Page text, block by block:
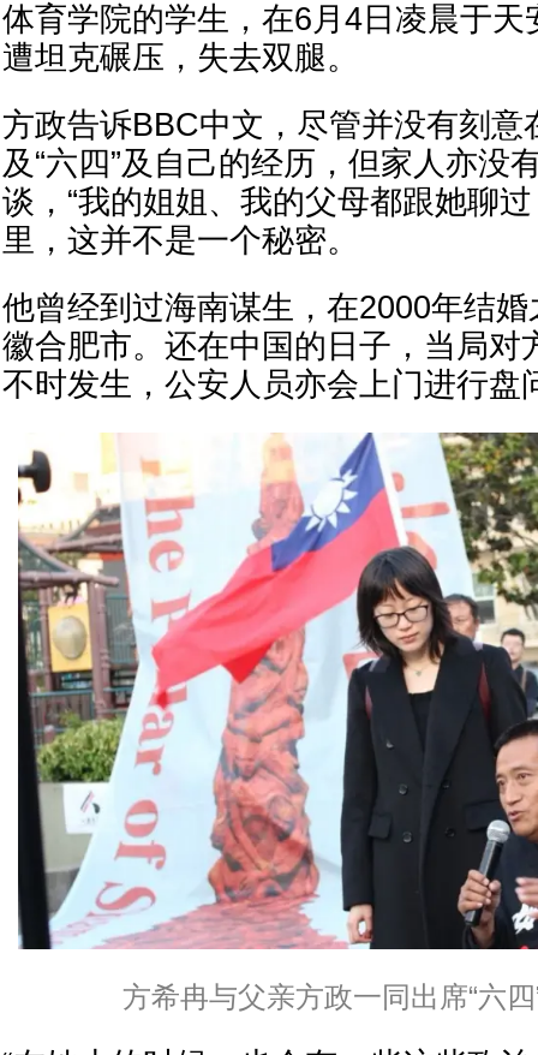
体育学院的学生，在6月4日凌晨于天
遭坦克碾压，失去双腿。
方政告诉BBC中文，尽管并没有刻意
及“六四”及自己的经历，但家人亦没
谈，“我的姐姐、我的父母都跟她聊
里，这并不是一个秘密。
他曾经到过海南谋生，在2000年结
徽合肥市。还在中国的日子，当局对
不时发生，公安人员亦会上门进行盘
方希冉与父亲方政一同出席“六